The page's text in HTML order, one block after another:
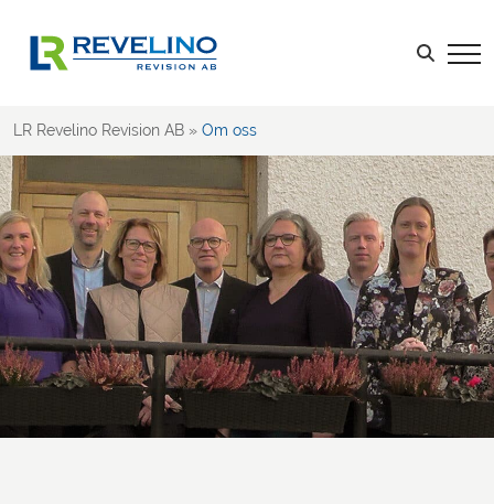
Lediga jobb
LOGGA IN
Sök efter:
LR Revelino Revision AB » Om oss